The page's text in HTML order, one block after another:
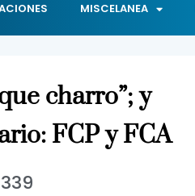
MISCELANEA
charro”; y
FCP y FCA